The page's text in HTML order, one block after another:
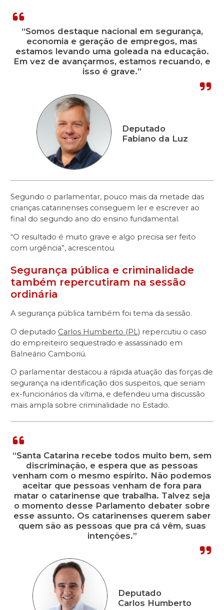
“Somos destaque nacional em segurança,
economia e geração de empregos, mas
estamos levando uma goleada na educação.
Em vez de avançarmos, estamos recuando, e
isso é grave.”
Deputado
Fabiano da Luz
Segundo o parlamentar, pouco mais da metade das
crianças catarinenses conseguem ler e escrever ao
final do segundo ano do ensino fundamental.
“O resultado é muito grave e algo precisa ser feito
com urgência”, acrescentou.
Segurança pública e criminalidade
também repercutiram na sessão
ordinária
A segurança pública também foi tema da sessão.
O deputado Carlos Humberto (PL) repercutiu o caso
do empreiteiro sequestrado e assassinado em
Balneário Camboriú.
O parlamentar destacou a rápida atuação das forças de
segurança na identificação dos suspeitos, que seriam
ex-funcionários da vítima, e defendeu uma discussão
mais ampla sobre criminalidade no Estado.
“Santa Catarina recebe todos muito bem, sem
discriminação, e espera que as pessoas
venham com o mesmo espírito. Não podemos
aceitar que pessoas venham de fora para
matar o catarinense que trabalha. Talvez seja
o momento desse Parlamento debater sobre
esse assunto. Os catarinenses querem saber
quem são as pessoas que pra cá vêm, suas
intenções.”
Deputado
Carlos Humberto